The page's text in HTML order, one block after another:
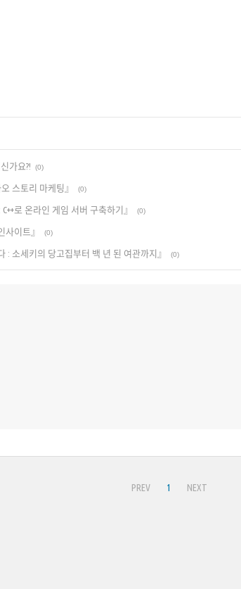
가요?! (0)
스토리 마케팅』 (0)
로 온라인 게임 서버 구축하기』 (0)
사이트』 (0)
: 소세키의 당고집부터 백 년 된 여관까지』 (0)
PREV 1 NEXT